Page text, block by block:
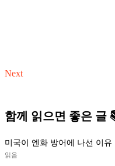
Next
함께 읽으면 좋은 글
미국이 엔화 방어에 나선 이
읽음